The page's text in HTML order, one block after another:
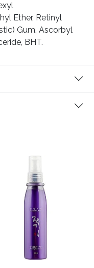
Ether, Retinyl
Gum, Ascorbyl
BHT.